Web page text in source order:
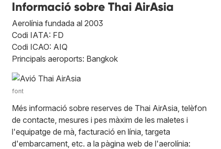
Informació sobre Thai AirAsia
Aerolínia fundada al 2003
Codi IATA: FD
Codi ICAO: AIQ
Principals aeroports: Bangkok
font
Més informació sobre reserves de Thai AirAsia, telèfon
de contacte, mesures i pes màxim de les maletes i
l'equipatge de mà, facturació en línia, targeta
d'embarcament, etc. a la pàgina web de l'aerolínia: